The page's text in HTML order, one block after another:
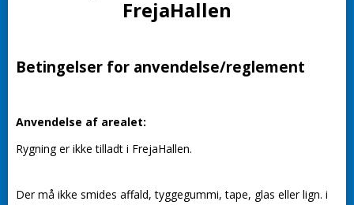
FrejaHallen
Betingelser for anvendelse/reglement
Anvendelse af arealet:
Rygning er ikke tilladt i FrejaHallen.
Der må ikke smides affald, tyggegummi, tape, glas eller lign. i